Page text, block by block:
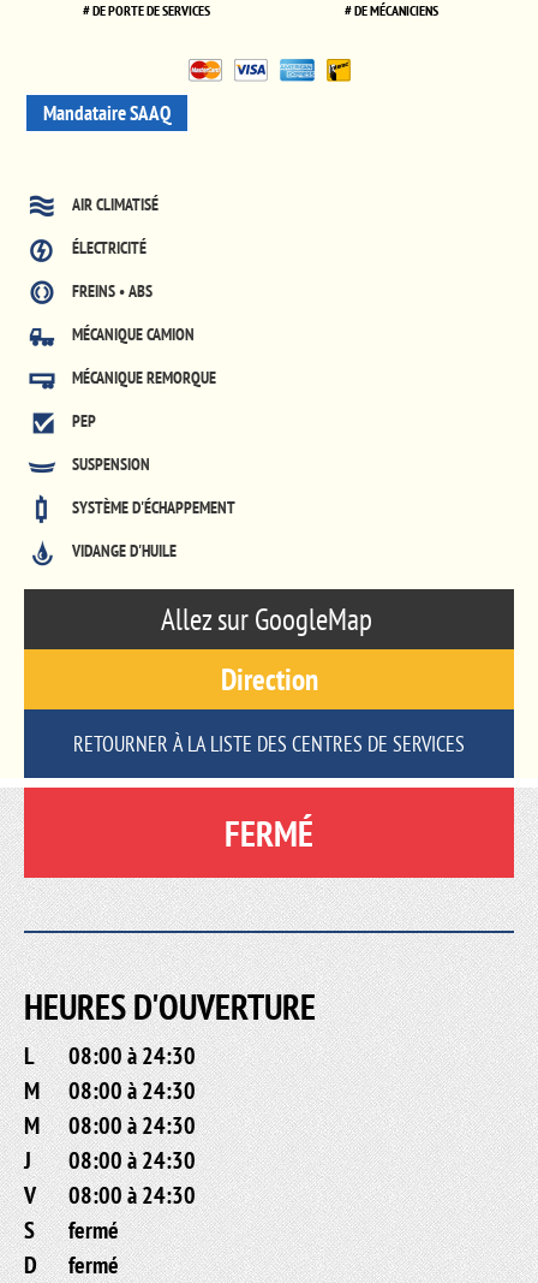
# DE PORTE DE SERVICES # DE MÉCANICIENS
Mandataire SAAQ
AIR CLIMATISÉ
ÉLECTRICITÉ
FREINS • ABS
MÉCANIQUE CAMION
MÉCANIQUE REMORQUE
PEP
SUSPENSION
SYSTÈME D'ÉCHAPPEMENT
VIDANGE D'HUILE
Allez sur GoogleMap
Direction
RETOURNER À LA LISTE DES CENTRES DE SERVICES
FERMÉ
HEURES D'OUVERTURE
L
08:00 à 24:30
M
08:00 à 24:30
M
08:00 à 24:30
J
08:00 à 24:30
V
08:00 à 24:30
S
fermé
D
fermé